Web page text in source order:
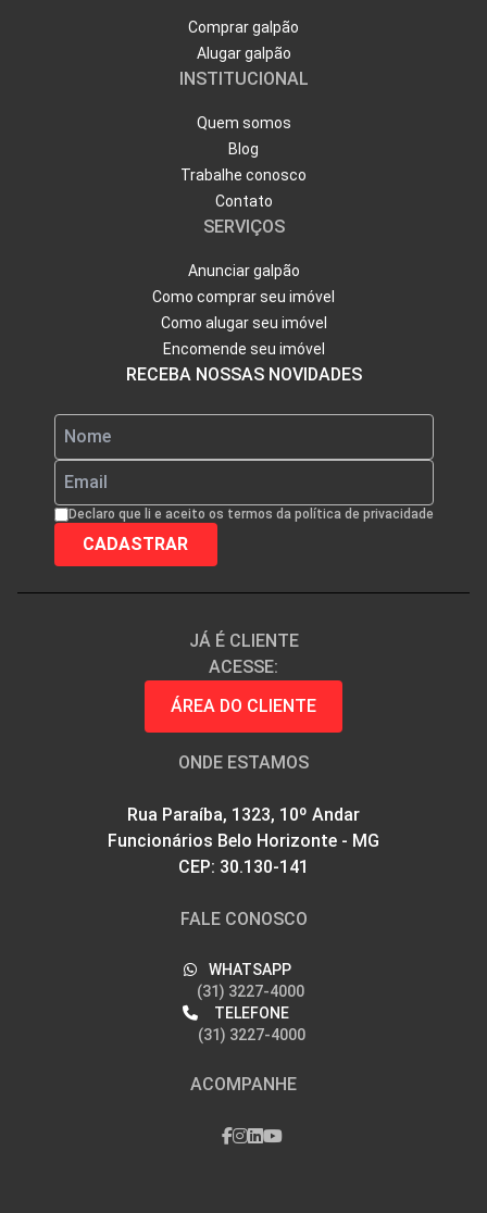
Comprar galpão
Alugar galpão
INSTITUCIONAL
Quem somos
Blog
Trabalhe conosco
Contato
SERVIÇOS
Anunciar galpão
Como comprar seu imóvel
Como alugar seu imóvel
Encomende seu imóvel
RECEBA NOSSAS NOVIDADES
Declaro que li e aceito os termos da política de privacidade
JÁ É CLIENTE
ACESSE:
ÁREA DO CLIENTE
ONDE ESTAMOS
Rua Paraíba, 1323, 10º Andar
Funcionários Belo Horizonte - MG
CEP: 30.130-141
FALE CONOSCO
WHATSAPP
(31) 3227-4000
TELEFONE
(31) 3227-4000
ACOMPANHE